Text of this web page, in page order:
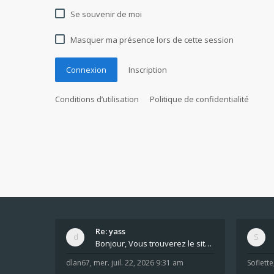
Se souvenir de moi
Masquer ma présence lors de cette session
Connexion Inscription
Conditions d’utilisation Politique de confidentialité
Re: yass
Bonjour, Vous trouverez le site ici dans le foru
dlan67, mer. juil. 22, 2026 9:31 am Soflette